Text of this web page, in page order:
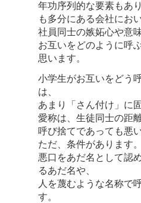
年功序列的な要素もあ
も多分にある会社にお
社員同士の嫉妬心や意
お互いをどのように呼
思います。
小学生がお互いをどう
は、
あまり「さん付け」に
愛称は、生徒同士の距
呼び捨てであっても悪
ただ、条件があります
悪口をあだ名として認
るあだ名や、
人を蔑むような名称で
す。